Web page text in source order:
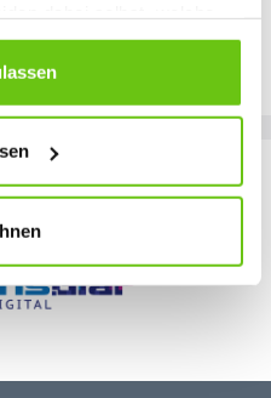
Sie Ihre Zustimmung,
diesem Fall werden nur
Besuch unserer Website
die Schaltfläche unten
zur Datennutzung